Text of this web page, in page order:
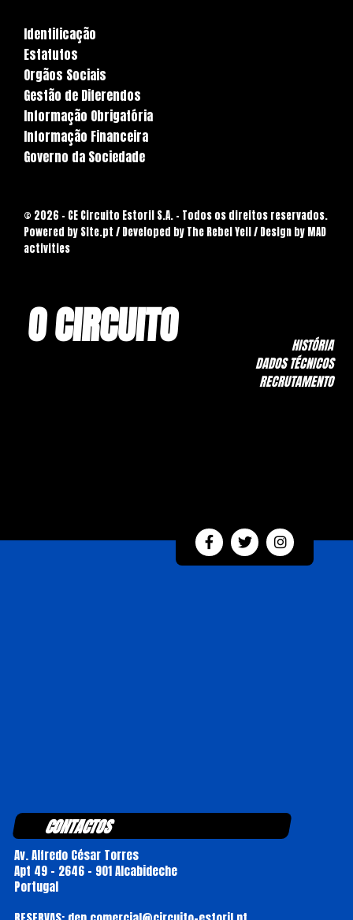
Identificação
Estatutos
Orgãos Sociais
Gestão de Diferendos
Informação Obrigatória
Informação Financeira
Governo da Sociedade
© 2026 - CE Circuito Estoril S.A. - Todos os direitos reservados.
Powered by Site.pt / Developed by The Rebel Yell / Design by MAD
activities
O CIRCUITO
HISTÓRIA
DADOS TÉCNICOS
RECRUTAMENTO
CONTACTOS
Av. Alfredo César Torres
Apt 49 - 2646 - 901 Alcabideche
Portugal